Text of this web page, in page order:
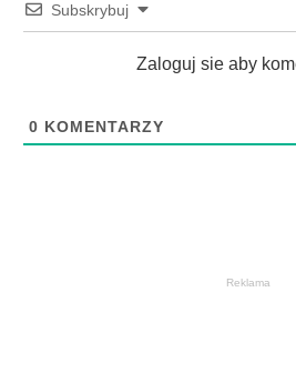
Subskrybuj
Zaloguj sie aby
0 KOMENTARZY
Reklama